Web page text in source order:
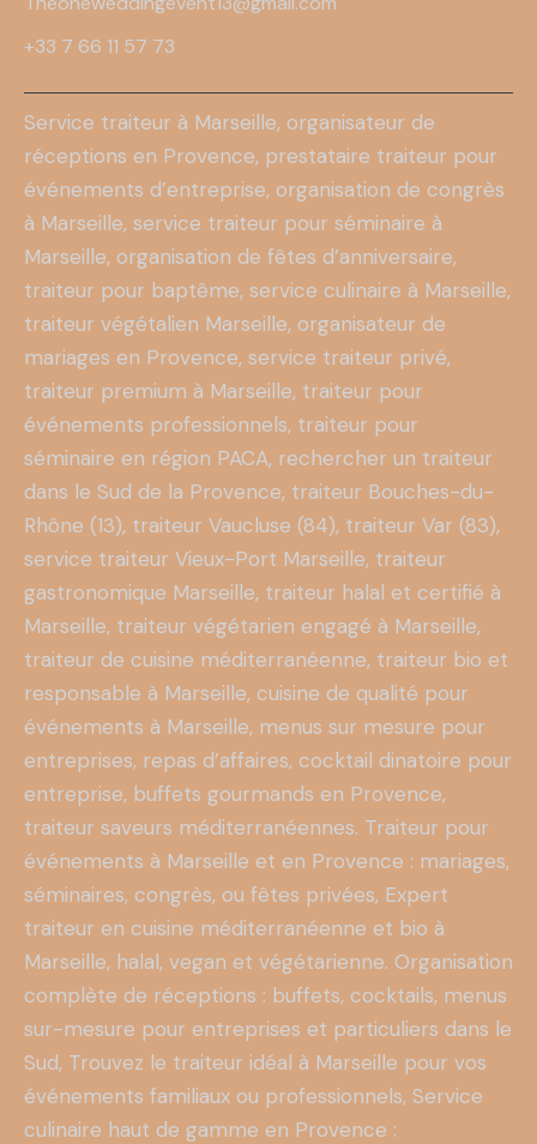
+33 7 66 11 57 73
Service traiteur à Marseille, organisateur de
réceptions en Provence, prestataire traiteur pour
événements d’entreprise, organisation de congrès
à Marseille, service traiteur pour séminaire à
Marseille, organisation de fêtes d’anniversaire,
traiteur pour baptême, service culinaire à Marseille,
traiteur végétalien Marseille, organisateur de
mariages en Provence, service traiteur privé,
traiteur premium à Marseille, traiteur pour
événements professionnels, traiteur pour
séminaire en région PACA, rechercher un traiteur
dans le Sud de la Provence, traiteur Bouches-du-
Rhône (13), traiteur Vaucluse (84), traiteur Var (83),
service traiteur Vieux-Port Marseille, traiteur
gastronomique Marseille, traiteur halal et certifié à
Marseille, traiteur végétarien engagé à Marseille,
traiteur de cuisine méditerranéenne, traiteur bio et
responsable à Marseille, cuisine de qualité pour
événements à Marseille, menus sur mesure pour
entreprises, repas d’affaires, cocktail dinatoire pour
entreprise, buffets gourmands en Provence,
traiteur saveurs méditerranéennes. Traiteur pour
événements à Marseille et en Provence : mariages,
séminaires, congrès, ou fêtes privées, Expert
traiteur en cuisine méditerranéenne et bio à
Marseille, halal, vegan et végétarienne. Organisation
complète de réceptions : buffets, cocktails, menus
sur-mesure pour entreprises et particuliers dans le
Sud, Trouvez le traiteur idéal à Marseille pour vos
événements familiaux ou professionnels, Service
culinaire haut de gamme en Provence :